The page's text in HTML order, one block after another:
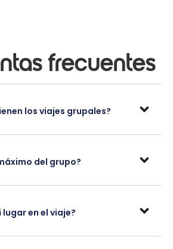
frecuentes
los viajes grupales?
del grupo?
en el viaje?